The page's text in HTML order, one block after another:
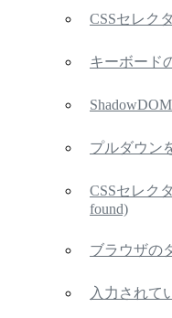
CSSセレク
キーボード
プルダウン
CSSセレク
found)
ブラウザの
入力されて